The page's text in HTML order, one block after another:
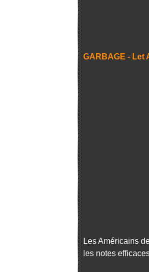
GARBAGE - Let
Les Américains
les notes